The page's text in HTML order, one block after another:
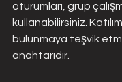
oturumları, grup
kullanabilirsiniz.
bulunmaya teşvik
anahtarıdır.